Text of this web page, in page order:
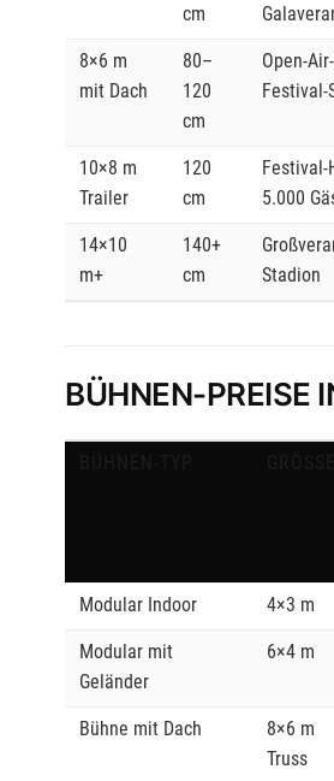
cm
8×6 m
mit Dach
80–
120
cm
Open-
Festival-
10×8 m
Trailer
120
cm
Festival-
5.000
14×10
m+
140+
cm
Stadion
BÜHNEN-PREISE
Modular Indoor 4×3 m
Modular mit
Geländer
6×4 m
Bühne mit Dach
8×6 m
Truss